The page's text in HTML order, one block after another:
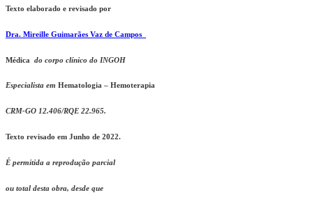
Texto elaborado e revisado por
Dra. Mireille Guimarães Vaz de Campos
Médica do corpo clínico do INGOH
Especialista em Hematologia – Hemoterapia
CRM-GO 12.406/RQE 22.965.
Texto revisado em Junho de 2022.
É permitida a reprodução parcial
ou total desta obra, desde que